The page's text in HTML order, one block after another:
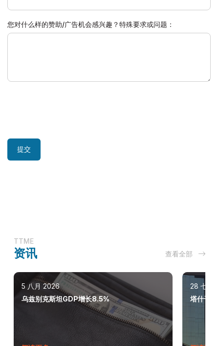
您对什么样的赞助/广告机会感兴趣？特殊要求或问题：
提交
TTME
资讯 查看全部
5 八月 2026
乌兹别克斯坦GDP增长8.5%
28 七月
塔什干